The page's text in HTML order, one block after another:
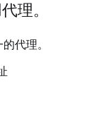
理。
代理。